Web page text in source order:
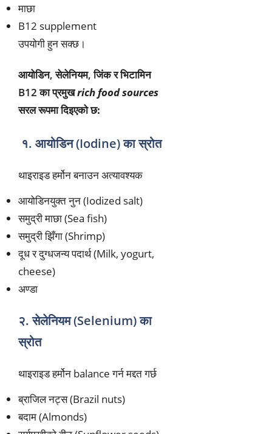
माछा
B12 supplement
उपयोगी हुन सक्छ।
आयोडिन, सेलेनियम, जिंक र भिटामिन
B12का प्रमुखrich food sources
सरल रूपमा दिइएको छ:
१. आयोडिन (Iodine) का स्रोत
थाइराइड हर्मोन बनाउन अत्यावश्यक
आयोडिनयुक्त नुन (Iodized salt)
समुद्री माछा (Sea fish)
समुद्री झिँगा (Shrimp)
दूध र दुग्धजन्य पदार्थ (Milk, yogurt,
cheese)
अण्डा
२. सेलेनियम (Selenium) का
स्रोत
थाइराइड हर्मोन balance गर्न मद्दत गर्छ
ब्राजिल नट्स (Brazil nuts)
बदाम (Almonds)